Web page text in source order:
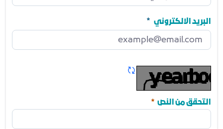
مطلوب
البريد الالكتروني
مطلوب
تحديث الكابتشا
التحقق من النص